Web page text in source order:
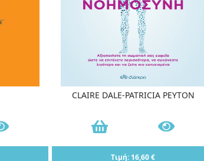
CLAIRE DALE-PATRICIA PEYTON
Τιμή: 16,60 €